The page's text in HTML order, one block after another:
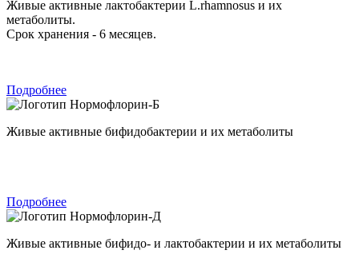
Живые активные лактобактерии L.rhamnosus и их
метаболиты.
Срок хранения - 6 месяцев.
Подробнее
Нормофлорин-Б
Живые активные бифидобактерии и их метаболиты
Подробнее
Нормофлорин-Д
Живые активные бифидо- и лактобактерии и их метаболиты